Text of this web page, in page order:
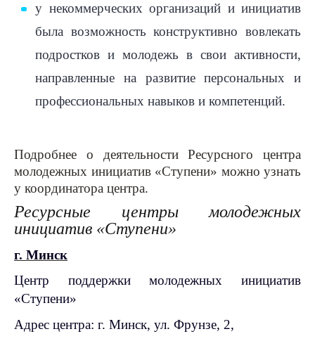
у некоммерческих организаций и инициатив
была возможность конструктивно вовлекать
подростков и молодежь в свои активности,
направленные на развитие персональных и
профессиональных навыков и компетенций.
Подробнее о деятельности Ресурсного центра
молодежных инициатив «Ступени» можно узнать
у координатора центра.
Ресурсные центры молодежных
инициатив «Ступени»
г. Минск
Центр поддержки молодежных инициатив
«Ступени»
Адрес центра: г. Минск, ул. Фрунзе, 2,